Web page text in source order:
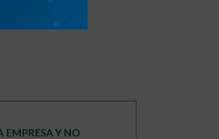
EMPRESA Y NO